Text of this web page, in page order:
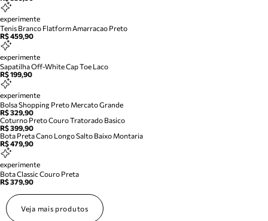
experimente
Tenis Branco Flatform Amarracao Preto
R$ 459,90
experimente
Sapatilha Off-White Cap Toe Laco
R$ 199,90
experimente
Bolsa Shopping Preto Mercato Grande
R$ 329,90
Coturno Preto Couro Tratorado Basico
R$ 399,90
Bota Preta Cano Longo Salto Baixo Montaria
R$ 479,90
experimente
Bota Classic Couro Preta
R$ 379,90
Veja mais produtos